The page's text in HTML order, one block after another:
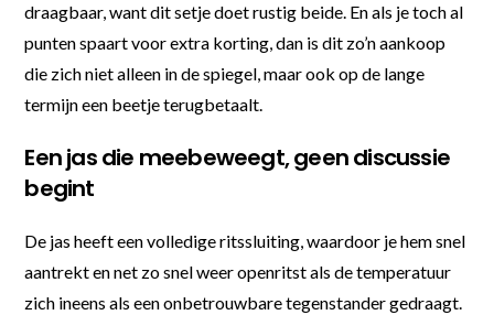
draagbaar, want dit setje doet rustig beide. En als je toch al
punten spaart voor extra korting, dan is dit zo’n aankoop
die zich niet alleen in de spiegel, maar ook op de lange
termijn een beetje terugbetaalt.
Een jas die meebeweegt, geen discussie
begint
De jas heeft een volledige ritssluiting, waardoor je hem snel
aantrekt en net zo snel weer openritst als de temperatuur
zich ineens als een onbetrouwbare tegenstander gedraagt.